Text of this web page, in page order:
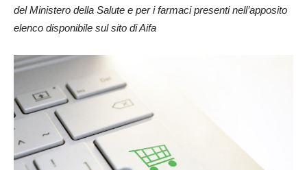
del Ministero della Salute e per i farmaci presenti nell’apposito
elenco disponibile sul sito di Aifa